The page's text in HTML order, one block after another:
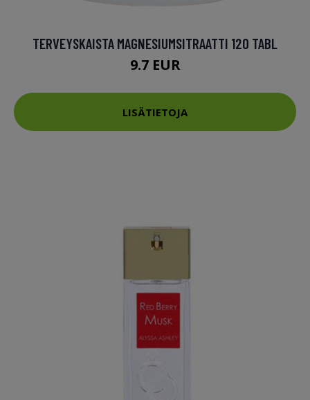
TERVEYSKAISTA MAGNESIUMSITRAATTI 120 TABL
9.7 EUR
LISÄTIETOJA